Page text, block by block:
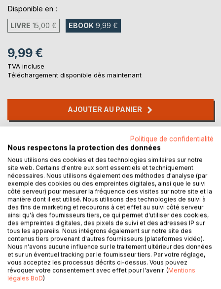
Disponible en :
LIVRE 15,00 € EBOOK 9,99 €
9,99 €
TVA incluse
Téléchargement disponible dès maintenant
AJOUTER AU PANIER
Laisser un avis
DESCRIPTION
Il était une fois les animaux de nos forêts... d'authentiques
sans domicile fixe. Cet hymne à la nature, écrit sous la
forme de contes animaliers, est d'une toute beauté.
Avant de perdre la vue, l'auteur a passé des heures à
Politique de confidentialité
Nous respectons la protection des données
Nous utilisons des cookies et des technologies similaires sur notre
site web. Certains d'entre eux sont essentiels et techniquement
nécessaires. Nous utilisons également des méthodes d'analyse (par
exemple des cookies ou des empreintes digitales, ainsi que le suivi
côté serveur) pour mesurer la fréquence des visites sur notre site et la
manière dont il est utilisé. Nous utilisons des technologies de suivi à
des fins de marketing et recourons à cet effet au suivi côté serveur
ainsi qu'à des fournisseurs tiers, ce qui permet d'utiliser des cookies,
des empreintes digitales, des pixels de suivi et des adresses IP sur
tous les appareils. Nous intégrons également sur notre site des
contenus tiers provenant d'autres fournisseurs (plateformes vidéo).
Nous n'avons aucune influence sur le traitement ultérieur des données
et sur un éventuel tracking par le fournisseur tiers. Par votre réglage,
vous acceptez les processus décrits ci-dessus. Vous pouvez
révoquer votre consentement avec effet pour l'avenir. (Mentions
légales BoD)